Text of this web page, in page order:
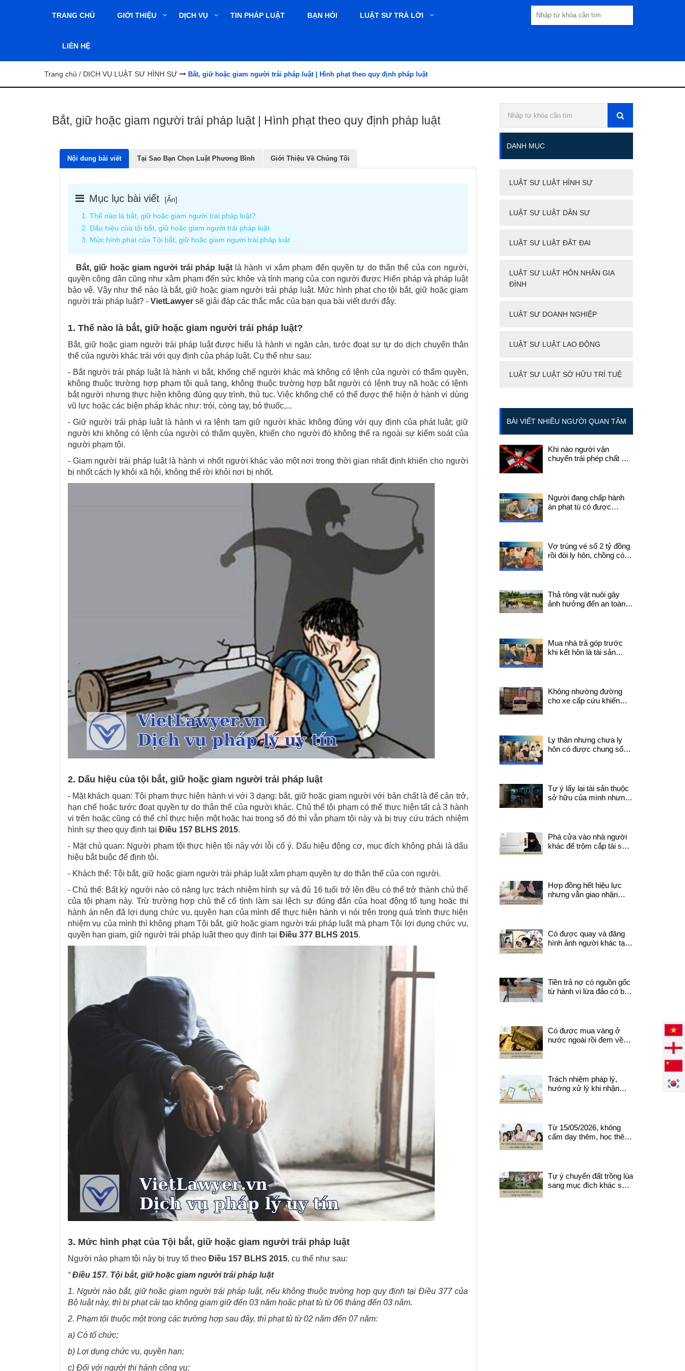
TRANG CHỦ GIỚI THIỆU DỊCH VỤ TIN PHÁP LUẬT BẠN HỎI LUẬT SƯ TRẢ LỜI
LIÊN HỆ
Trang chủ / DỊCH VỤ LUẬT SƯ HÌNH SỰ Bắt, giữ hoặc giam người trái pháp luật | Hình phạt theo quy định pháp luật
Bắt, giữ hoặc giam người trái pháp luật | Hình phạt theo quy định pháp luật
Nội dung bài viết Tại Sao Bạn Chọn Luật Phương Bình Giới Thiệu Về Chúng Tôi
Mục lục bài viết [Ẩn]
1. Thế nào là bắt, giữ hoặc giam người trái pháp luật?
2. Dấu hiệu của tội bắt, giữ hoặc giam người trái pháp luật
3. Mức hình phạt của Tội bắt, giữ hoặc giam người trái pháp luật
Bắt, giữ hoặc giam người trái pháp luậtlà hành vi xâm phạm đến quyền tự do thân thể của con người,
quyền công dân cũng như xâm phạm đến sức khỏe và tính mạng của con người được Hiến pháp và pháp luật
bảo vệ. Vậy như thế nào là bắt, giữ hoặc giam người trái pháp luật. Mức hình phạt cho tội bắt, giữ hoặc giam
người trái pháp luật? - VietLawyer sẽ giải đáp các thắc mắc của bạn qua bài viết dưới đây.
1. Thế nào là bắt, giữ hoặc giam người trái pháp luật?
Bắt, giữ hoặc giam người trái pháp luật được hiểu là hành vi ngăn cản, tước đoạt sự tự do dịch chuyển thân
thể của người khác trái với quy định của pháp luật. Cụ thể như sau:
- Bắt người trái pháp luật là hành vi bắt, khống chế người khác mà không có lệnh của người có thẩm quyền,
không thuộc trường hợp phạm tội quả tang, không thuộc trường hợp bắt người có lệnh truy nã hoặc có lệnh
bắt người nhưng thực hiện không đúng quy trình, thủ tục. Việc khống chế có thể được thể hiện ở hành vi dùng
vũ lực hoặc các biện pháp khác như: trói, còng tay, bỏ thuốc,...
- Giữ người trái pháp luật là hành vi ra lệnh tạm giữ người khác không đúng với quy định của phát luật; giữ
người khi không có lệnh của người có thẩm quyền, khiến cho người đó không thể ra ngoài sự kiểm soát của
người phạm tội.
- Giam người trái pháp luật là hành vi nhốt người khác vào một nơi trong thời gian nhất định khiến cho người
bị nhốt cách ly khỏi xã hội, không thể rời khỏi nơi bị nhốt.
2. Dấu hiệu của tội bắt, giữ hoặc giam người trái pháp luật
- Mặt khách quan: Tội phạm thực hiện hành vi với 3 dạng: bắt, giữ hoặc giam người với bản chất là để cản trở,
hạn chế hoặc tước đoạt quyền tự do thân thể của người khác. Chủ thể tội phạm có thể thực hiện tất cả 3 hành
vi trên hoặc cũng có thể chỉ thực hiện một hoặc hai trong số đó thì vẫn phạm tội này và bị truy cứu trách nhiệm
hình sự theo quy định tại Điều 157 BLHS 2015.
- Mặt chủ quan: Người phạm tội thực hiện tội này với lỗi cố ý. Dấu hiệu động cơ, mục đích không phải là dấu
hiệu bắt buộc để định tội.
- Khách thể: Tội bắt, giữ hoặc giam người trái pháp luật xâm phạm quyền tự do thân thể của con người.
- Chủ thể: Bất kỳ người nào có năng lực trách nhiệm hình sự và đủ 16 tuổi trở lên đều có thể trở thành chủ thể
của tội phạm này. Trừ trường hợp chủ thể cố tình làm sai lệch sự đúng đắn của hoạt động tố tụng hoặc thi
hành án nên đã lợi dụng chức vụ, quyền hạn của mình để thực hiện hành vi nói trên trong quá trình thực hiện
nhiệm vụ của mình thì không phạm Tội bắt, giữ hoặc giam người trái pháp luật mà phạm Tội lợi dụng chức vụ,
quyền hạn giam, giữ người trái pháp luật theo quy định tại Điều 377 BLHS 2015.
3. Mức hình phạt của Tội bắt, giữ hoặc giam người trái pháp luật
Người nào phạm tội này bị truy tố theo Điều 157 BLHS 2015, cụ thể như sau:
“ Điều 157. Tội bắt, giữ hoặc giam người trái pháp luật
1. Người nào bắt, giữ hoặc giam người trái pháp luật, nếu không thuộc trường hợp quy định tại Điều 377 của
Bộ luật này, thì bị phạt cải tạo không giam giữ đến 03 năm hoặc phạt tù từ 06 tháng đến 03 năm.
2. Phạm tội thuộc một trong các trường hợp sau đây, thì phạt tù từ 02 năm đến 07 năm:
a) Có tổ chức;
b) Lợi dụng chức vụ, quyền hạn;
c) Đối với người thi hành công vụ;
DANH MỤC
LUẬT SƯ LUẬT HÌNH SỰ
LUẬT SƯ LUẬT DÂN SỰ
LUẬT SƯ LUẬT ĐẤT ĐAI
LUẬT SƯ LUẬT HÔN NHÂN GIA
ĐÌNH
LUẬT SƯ DOANH NGHIỆP
LUẬT SƯ LUẬT LAO ĐỘNG
LUẬT SƯ LUẬT SỞ HỮU TRÍ TUỆ
BÀI VIẾT NHIỀU NGƯỜI QUAN TÂM
Khi nào người vận
chuyển trái phép chất ma
Người đang chấp hành
án phạt tù có được
Vợ trúng vé số 2 tỷ đồng
rồi đòi ly hôn, chồng có
Thả rông vật nuôi gây
ảnh hưởng đến an toàn
Mua nhà trả góp trước
khi kết hôn là tài sản
Không nhường đường
cho xe cấp cứu khiến
như thế nào?
Ly thân nhưng chưa ly
hôn có được chung sống
Tự ý lấy lại tài sản thuộc
sở hữu của mình nhưng
Phá cửa vào nhà người
khác để trộm cắp tài sản
Hợp đồng hết hiệu lực
nhưng vẫn giao nhận
Có được quay và đăng
hình ảnh người khác tại
Tiền trả nợ có nguồn gốc
từ hành vi lừa đảo có bị
Có được mua vàng ở
nước ngoài rồi đem về
Trách nhiệm pháp lý,
hướng xử lý khi nhận
Từ 15/05/2026, không
cấm dạy thêm, học thêm
Tự ý chuyển đất trồng lúa
sang mục đích khác sẽ